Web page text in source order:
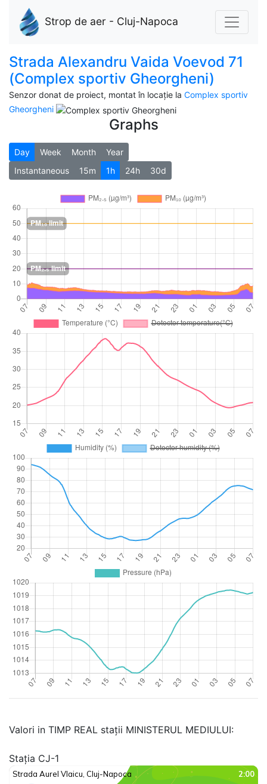
Strop de aer - Cluj-Napoca
Strada Alexandru Vaida Voevod 71
(Complex sportiv Gheorgheni)
Senzor donat de proiect, montat în locație la Complex sportiv
Gheorgheni
Graphs
Day Week Month
Year
Instantaneous
15m 1h 24h 30d
Valori in TIMP REAL stații MINISTERUL MEDIULUI:
Stația CJ-1